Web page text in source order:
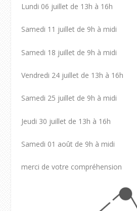
Lundi 06 juillet de 13h à 16h
Samedi 11 juillet de 9h à midi
Samedi 18 juillet de 9h à midi
Vendredi 24 juillet de 13h à 16h
Samedi 25 juillet de 9h à midi
Jeudi 30 juillet de 13h à 16h
Samedi 01 août de 9h à midi
merci de votre compréhension